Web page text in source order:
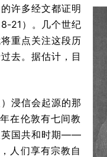
许多经文都证明
21）。几个世纪
重点关注这段历
去。据估计，目
浸信会起源的那
在伦敦有七间教
英国共和时期——
人们享有宗教自